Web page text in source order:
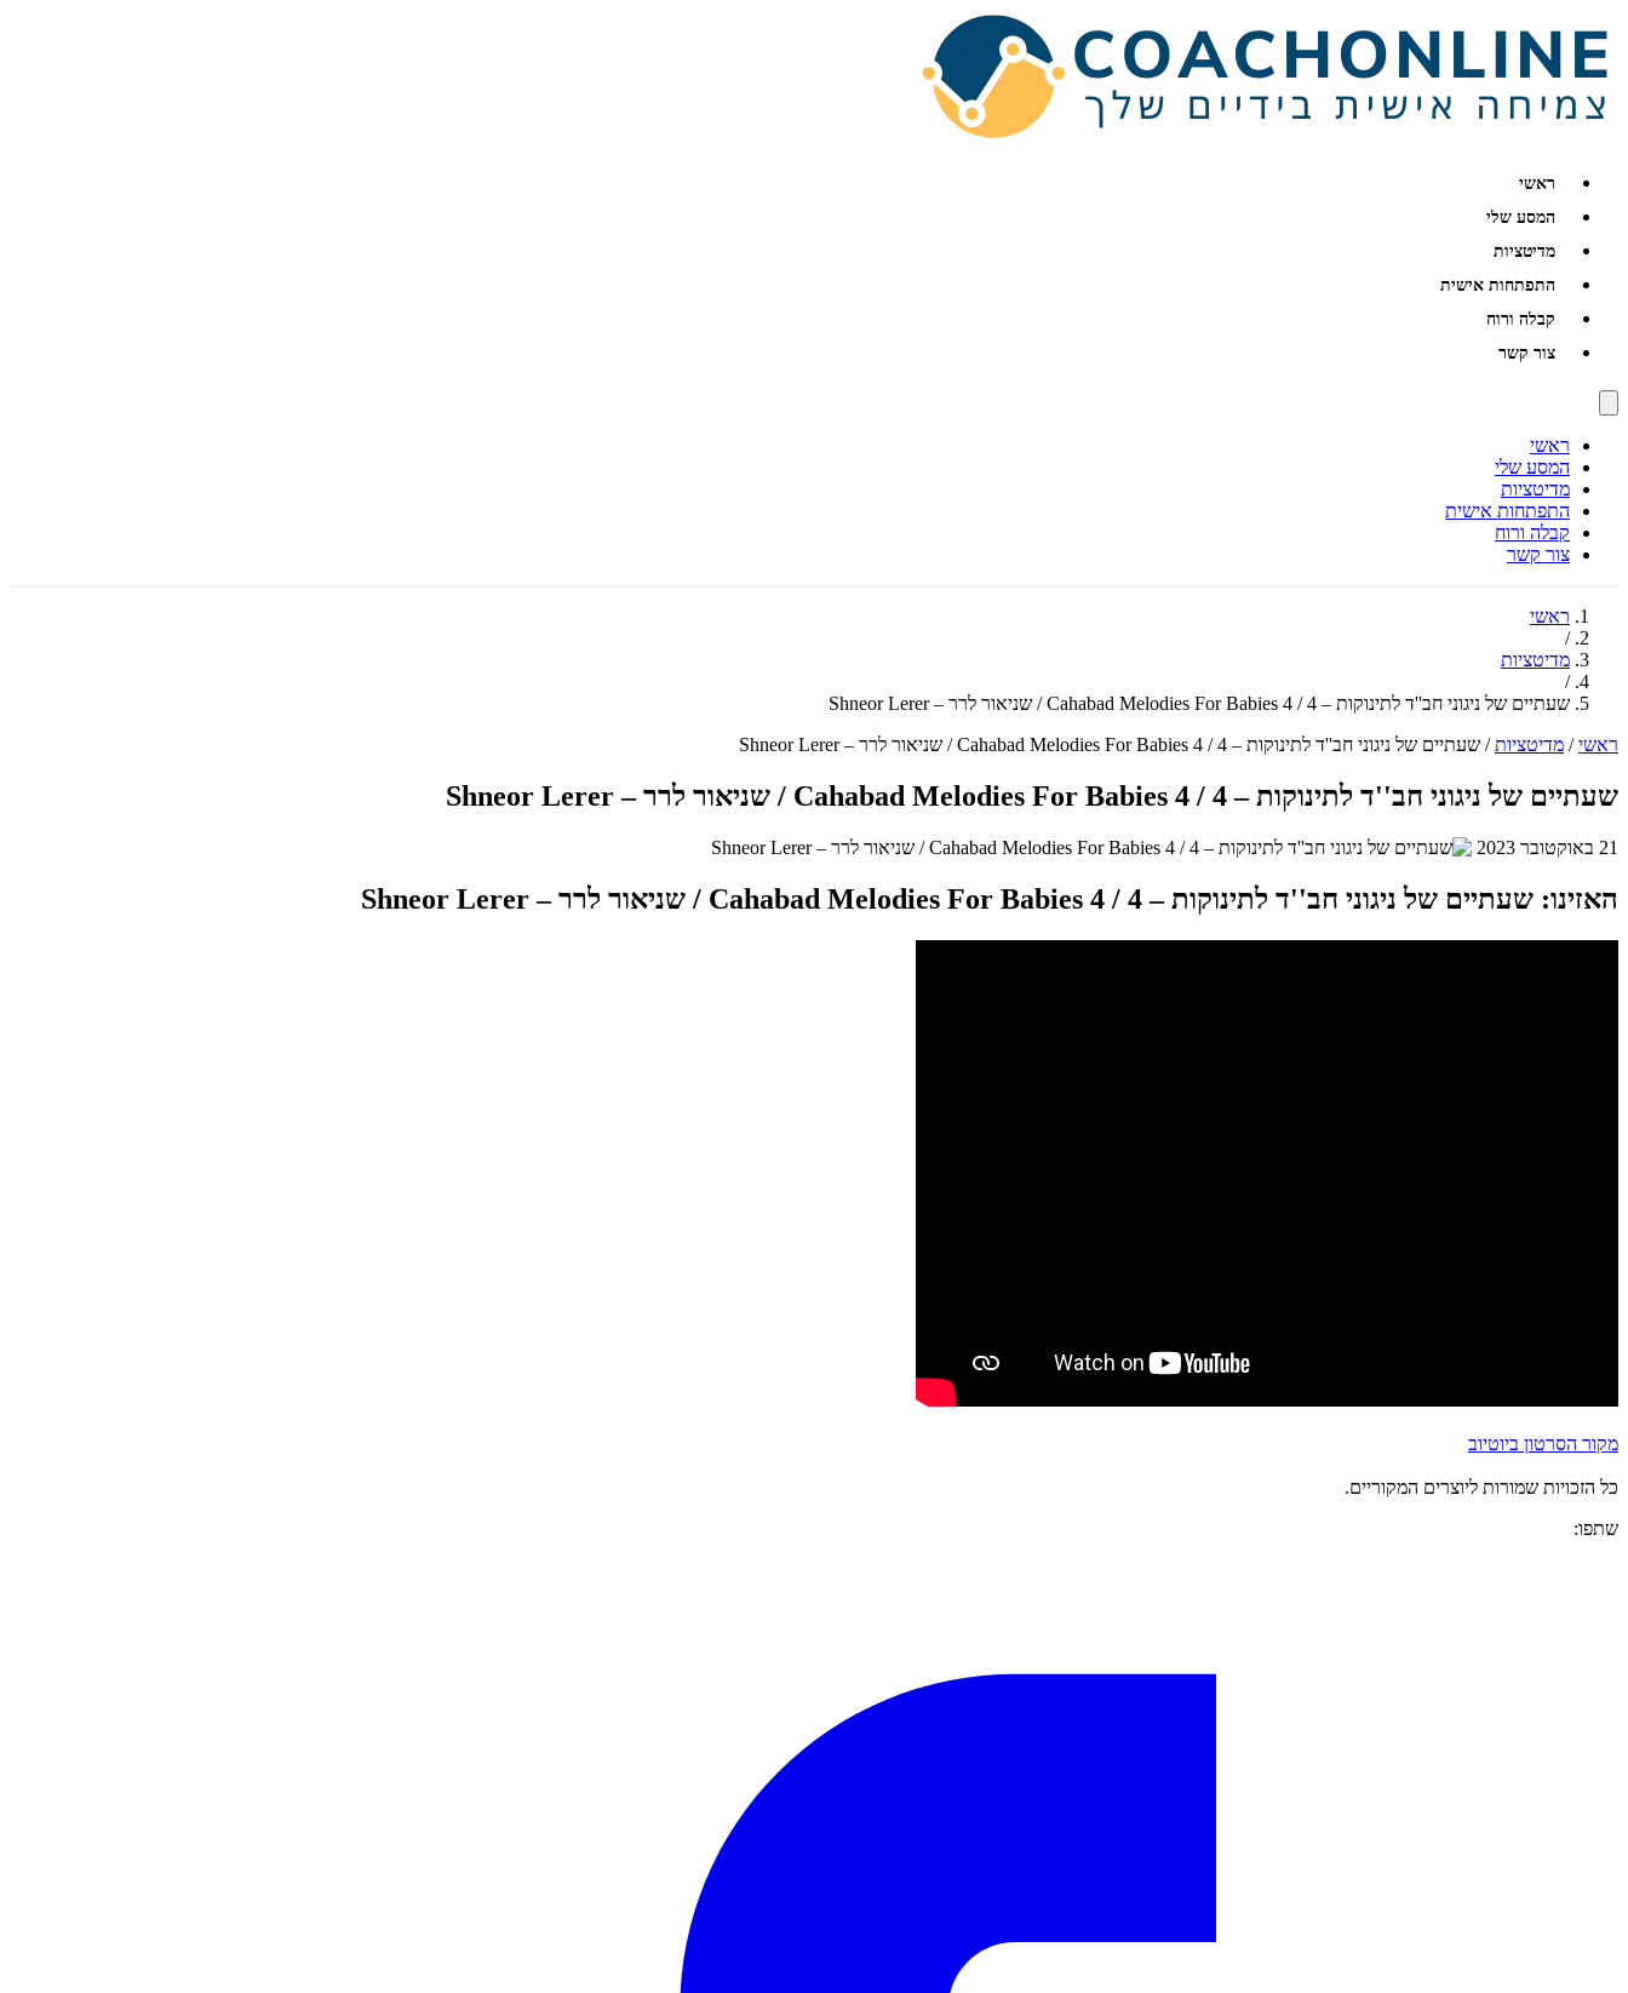
ראשי
המסע שלי
מדיטציות
התפתחות אישית
קבלה ורוח
צור קשר
ראשי
המסע שלי
מדיטציות
התפתחות אישית
קבלה ורוח
צור קשר
ראשי
/
מדיטציות
/
שעתיים של ניגוני חב''ד לתינוקות – 4 / Cahabad Melodies For Babies 4 / שניאור לרר – Shneor Lerer
ראשי / מדיטציות / שעתיים של ניגוני חב''ד לתינוקות – 4 / Cahabad Melodies For Babies 4 / שניאור לרר – Shneor Lerer
שעתיים של ניגוני חב''ד לתינוקות – 4 / Cahabad Melodies For Babies 4 / שניאור לרר – Shneor Lerer
21 באוקטובר 2023
האזינו: שעתיים של ניגוני חב''ד לתינוקות – 4 / Cahabad Melodies For Babies 4 / שניאור לרר – Shneor Lerer
מקור הסרטון ביוטיוב
כל הזכויות שמורות ליוצרים המקוריים.
שתפו: